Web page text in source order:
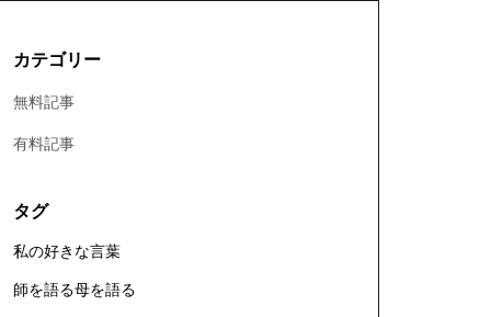
カテゴリー
無料記事
有料記事
タグ
私の好きな言葉
師を語る母を語る